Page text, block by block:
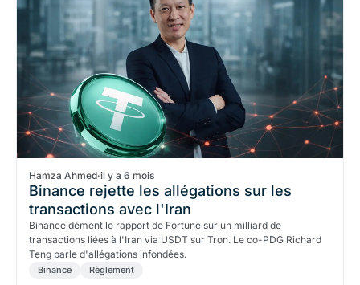
Hamza Ahmed·il y a 6 mois
Binance rejette les allégations sur les
transactions avec l'Iran
Binance dément le rapport de Fortune sur un milliard de
transactions liées à l'Iran via USDT sur Tron. Le co-PDG Richard
Teng parle d'allégations infondées.
Binance Règlement